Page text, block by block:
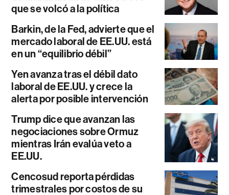
que se volcó a la política
Barkin, de la Fed, advierte que el
mercado laboral de EE.UU. está
en un “equilibrio débil”
Yen avanza tras el débil dato
laboral de EE.UU. y crece la
alerta por posible intervención
Trump dice que avanzan las
negociaciones sobre Ormuz
mientras Irán evalúa veto a
EE.UU.
Cencosud reporta pérdidas
trimestrales por costos de su